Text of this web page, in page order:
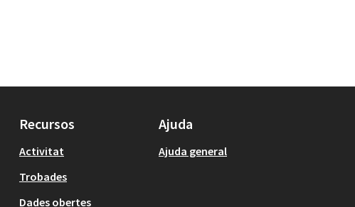
Recursos
Activitat
Trobades
Dades obertes
Ajuda
Ajuda general